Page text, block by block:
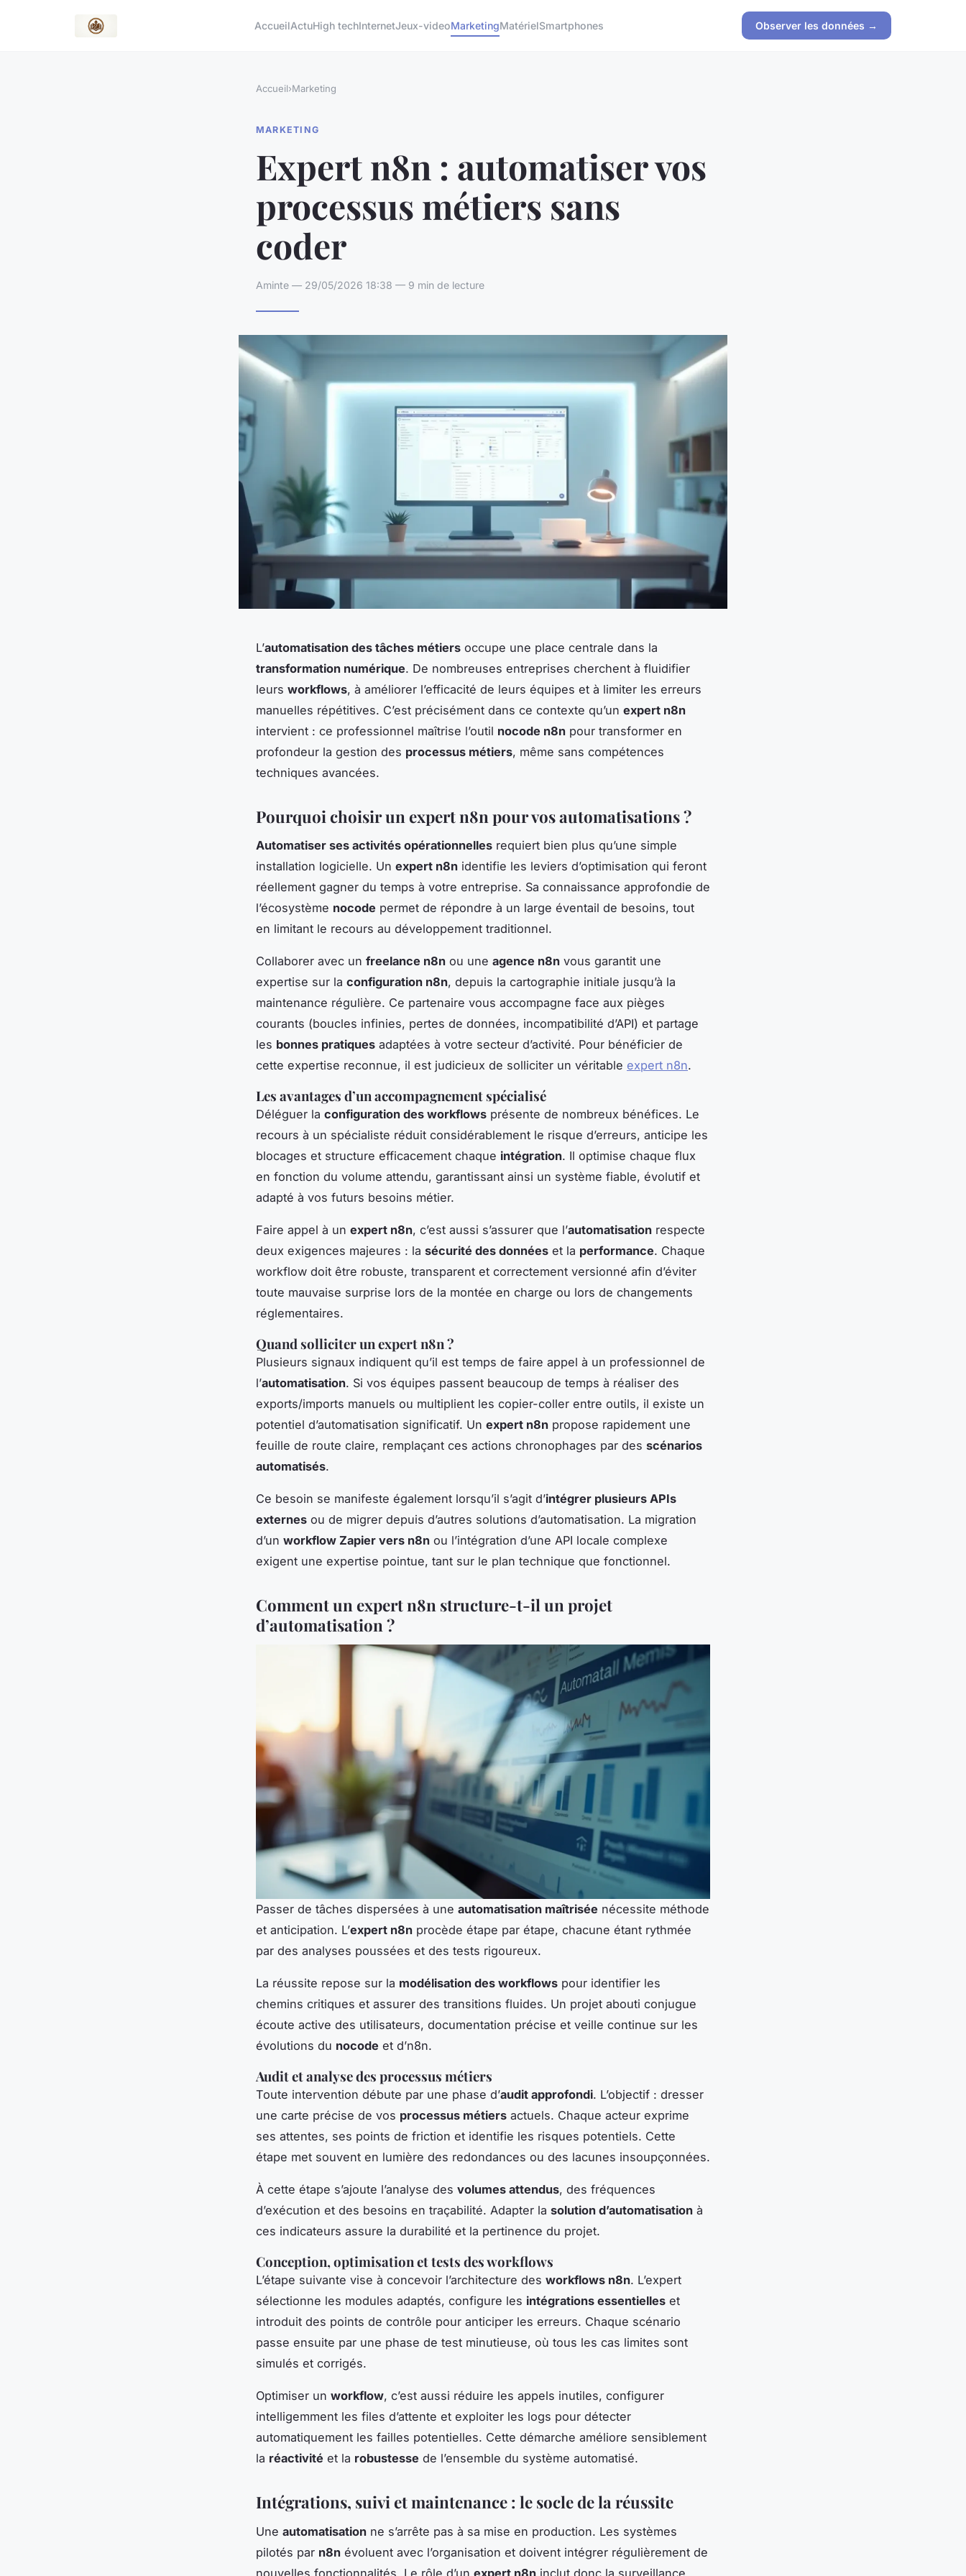
AccueilActuHigh techInternetJeux-videoMarketingMatérielSmartphones Observer les données →
Accueil›Marketing
MARKETING
Expert n8n : automatiser vos
processus métiers sans
coder
Aminte — 29/05/2026 18:38 — 9 min de lecture
L’automatisation des tâches métiers occupe une place centrale dans la
transformation numérique. De nombreuses entreprises cherchent à fluidifier
leurs workflows, à améliorer l’efficacité de leurs équipes et à limiter les erreurs
manuelles répétitives. C’est précisément dans ce contexte qu’un expert n8n
intervient : ce professionnel maîtrise l’outil nocode n8n pour transformer en
profondeur la gestion des processus métiers, même sans compétences
techniques avancées.
Pourquoi choisir un expert n8n pour vos automatisations ?
Automatiser ses activités opérationnelles requiert bien plus qu’une simple
installation logicielle. Un expert n8n identifie les leviers d’optimisation qui feront
réellement gagner du temps à votre entreprise. Sa connaissance approfondie de
l’écosystème nocode permet de répondre à un large éventail de besoins, tout
en limitant le recours au développement traditionnel.
Collaborer avec un freelance n8n ou une agence n8n vous garantit une
expertise sur la configuration n8n, depuis la cartographie initiale jusqu’à la
maintenance régulière. Ce partenaire vous accompagne face aux pièges
courants (boucles infinies, pertes de données, incompatibilité d’API) et partage
les bonnes pratiques adaptées à votre secteur d’activité. Pour bénéficier de
cette expertise reconnue, il est judicieux de solliciter un véritable expert n8n.
Les avantages d’un accompagnement spécialisé
Déléguer la configuration des workflows présente de nombreux bénéfices. Le
recours à un spécialiste réduit considérablement le risque d’erreurs, anticipe les
blocages et structure efficacement chaque intégration. Il optimise chaque flux
en fonction du volume attendu, garantissant ainsi un système fiable, évolutif et
adapté à vos futurs besoins métier.
Faire appel à un expert n8n, c’est aussi s’assurer que l’automatisation respecte
deux exigences majeures : la sécurité des données et la performance. Chaque
workflow doit être robuste, transparent et correctement versionné afin d’éviter
toute mauvaise surprise lors de la montée en charge ou lors de changements
réglementaires.
Quand solliciter un expert n8n ?
Plusieurs signaux indiquent qu’il est temps de faire appel à un professionnel de
l’automatisation. Si vos équipes passent beaucoup de temps à réaliser des
exports/imports manuels ou multiplient les copier-coller entre outils, il existe un
potentiel d’automatisation significatif. Un expert n8n propose rapidement une
feuille de route claire, remplaçant ces actions chronophages par des scénarios
automatisés.
Ce besoin se manifeste également lorsqu’il s’agit d’intégrer plusieurs APIs
externes ou de migrer depuis d’autres solutions d’automatisation. La migration
d’un workflow Zapier vers n8n ou l’intégration d’une API locale complexe
exigent une expertise pointue, tant sur le plan technique que fonctionnel.
Comment un expert n8n structure-t-il un projet
d’automatisation ?
Passer de tâches dispersées à une automatisation maîtrisée nécessite méthode
et anticipation. L’expert n8n procède étape par étape, chacune étant rythmée
par des analyses poussées et des tests rigoureux.
La réussite repose sur la modélisation des workflows pour identifier les
chemins critiques et assurer des transitions fluides. Un projet abouti conjugue
écoute active des utilisateurs, documentation précise et veille continue sur les
évolutions du nocode et d’n8n.
Audit et analyse des processus métiers
Toute intervention débute par une phase d’audit approfondi. L’objectif : dresser
une carte précise de vos processus métiers actuels. Chaque acteur exprime
ses attentes, ses points de friction et identifie les risques potentiels. Cette
étape met souvent en lumière des redondances ou des lacunes insoupçonnées.
À cette étape s’ajoute l’analyse des volumes attendus, des fréquences
d’exécution et des besoins en traçabilité. Adapter la solution d’automatisation à
ces indicateurs assure la durabilité et la pertinence du projet.
Conception, optimisation et tests des workflows
L’étape suivante vise à concevoir l’architecture des workflows n8n. L’expert
sélectionne les modules adaptés, configure les intégrations essentielles et
introduit des points de contrôle pour anticiper les erreurs. Chaque scénario
passe ensuite par une phase de test minutieuse, où tous les cas limites sont
simulés et corrigés.
Optimiser un workflow, c’est aussi réduire les appels inutiles, configurer
intelligemment les files d’attente et exploiter les logs pour détecter
automatiquement les failles potentielles. Cette démarche améliore sensiblement
la réactivité et la robustesse de l’ensemble du système automatisé.
Intégrations, suivi et maintenance : le socle de la réussite
Une automatisation ne s’arrête pas à sa mise en production. Les systèmes
pilotés par n8n évoluent avec l’organisation et doivent intégrer régulièrement de
nouvelles fonctionnalités. Le rôle d’un expert n8n inclut donc la surveillance